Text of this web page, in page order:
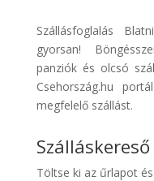
Discover
Cars
Transzfer
Kiwi
Taxi
Szállásfoglalás
gyorsan!
panziók és olcsó
Csehország.hu
megfelelő szállást.
Szálláskereső
Töltse ki az űrlapot